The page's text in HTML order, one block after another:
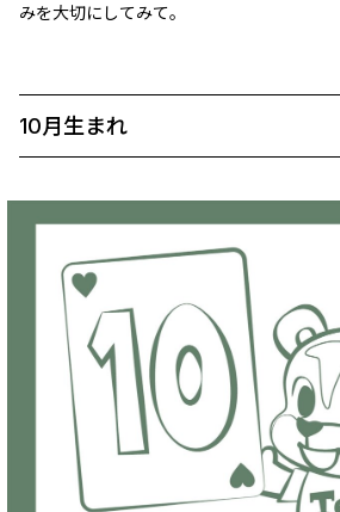
みを大切にしてみて。
10月生まれ